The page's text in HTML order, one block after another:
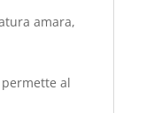
amara,
al